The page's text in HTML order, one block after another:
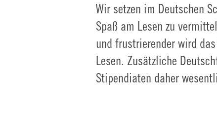
Wir setzen im Deutschen
Spaß am Lesen zu
und frustrierender wird
Lesen. Zusätzliche
Stipendiaten daher